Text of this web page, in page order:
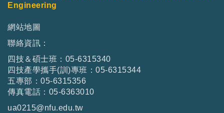
Engineering
網站地圖
聯絡資訊：
四技＆碩士班：05-6315340
四技產學攜手(訓)專班：05-6315344
五專部：05-6315356
傳真電話：05-6363010
ua0215@nfu.edu.tw